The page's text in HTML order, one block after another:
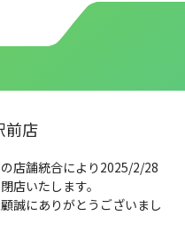
前店
店舗統合により2025/2/28
店いたします。
誠にありがとうございまし